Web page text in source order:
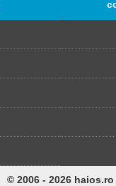
© 2006 - 2026 haios.ro